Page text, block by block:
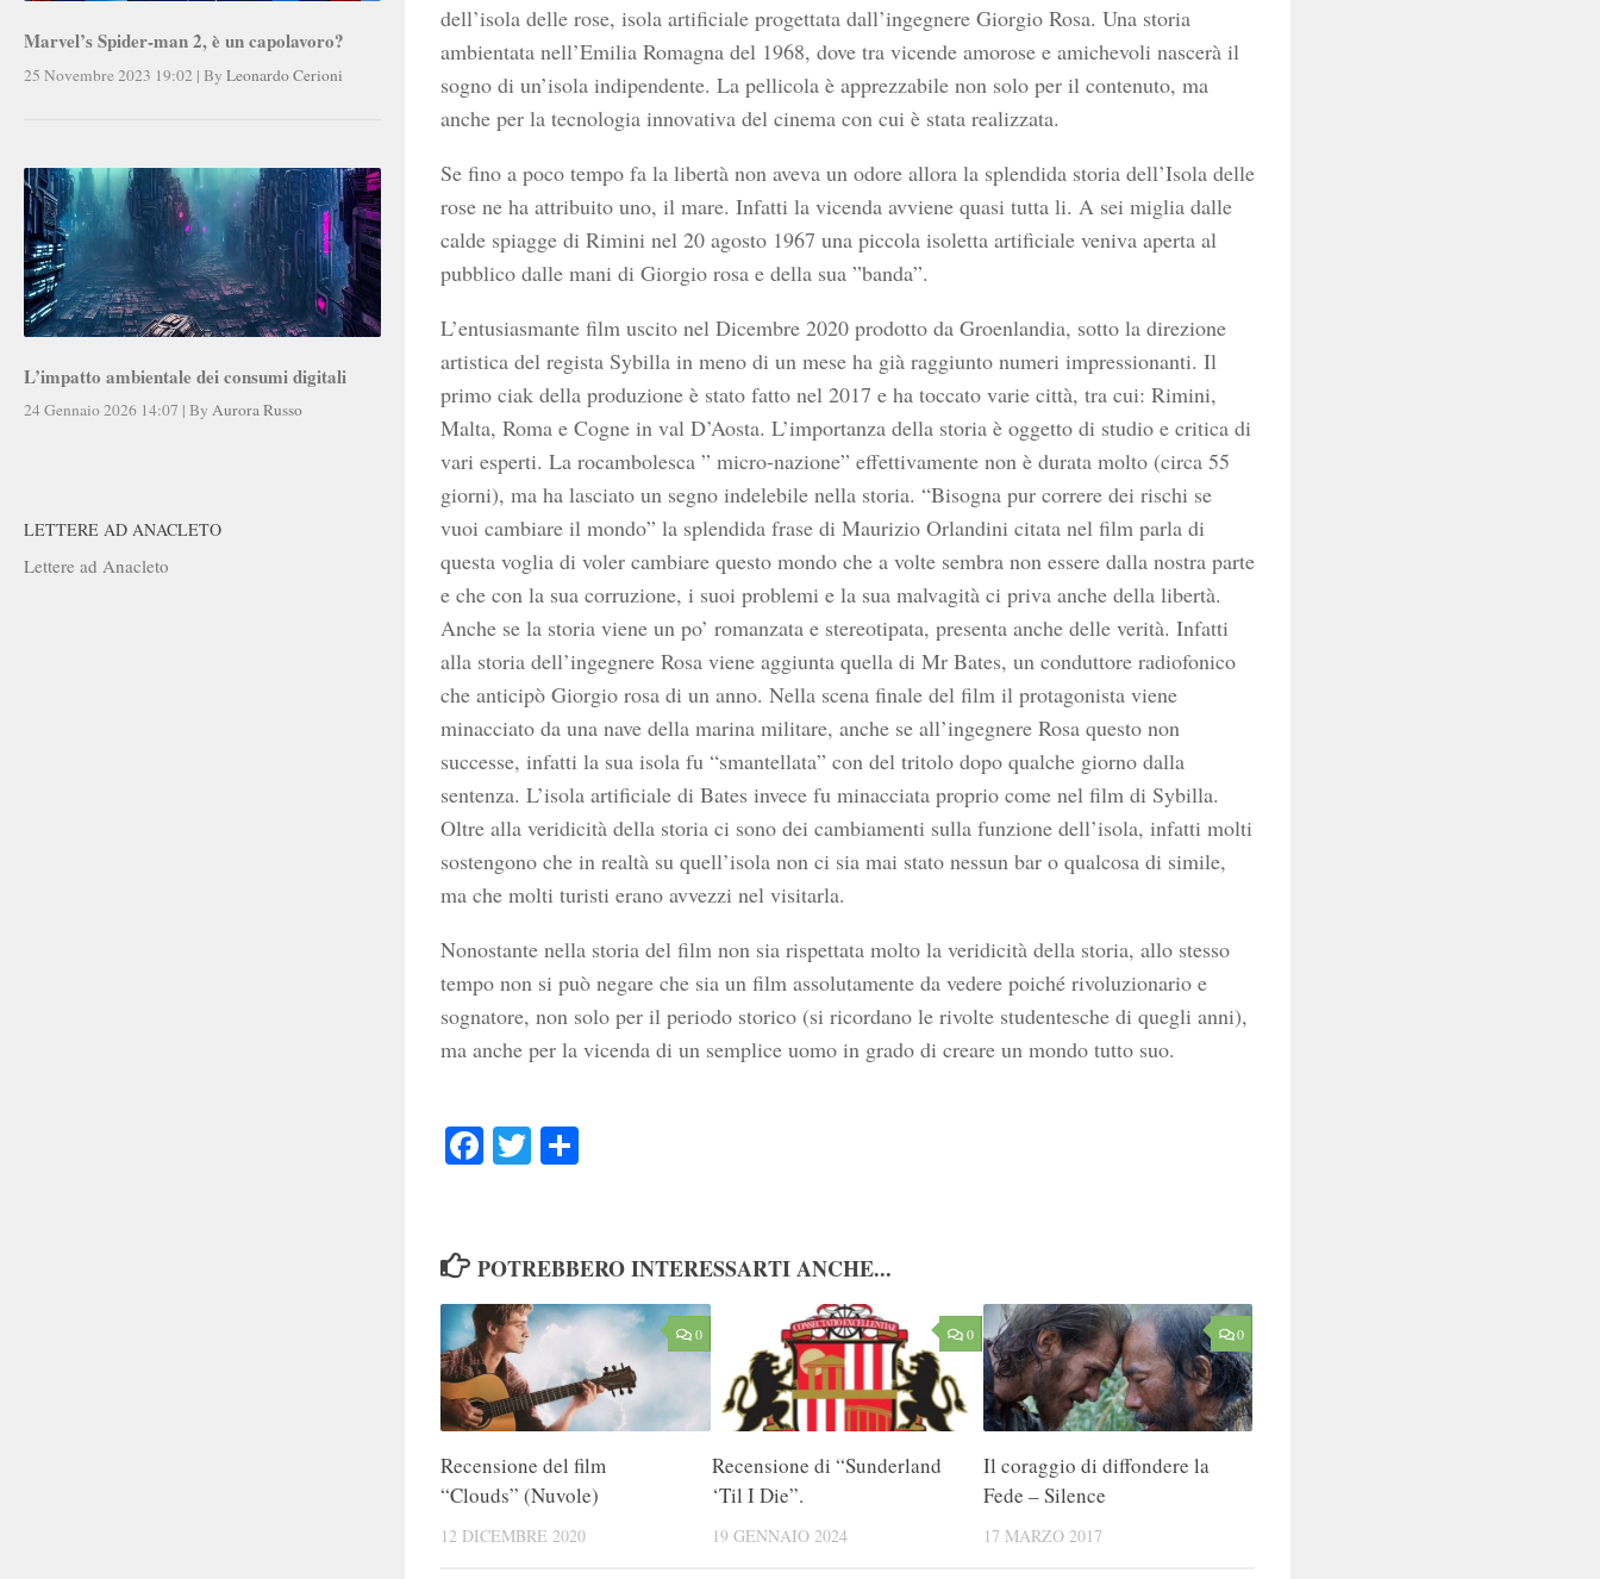
dell’isola delle rose, isola artificiale progettata dall’ingegnere Giorgio Rosa. Una storia
ambientata nell’Emilia Romagna del 1968, dove tra vicende amorose e amichevoli nascerà il
sogno di un’isola indipendente. La pellicola è apprezzabile non solo per il contenuto, ma
anche per la tecnologia innovativa del cinema con cui è stata realizzata.
Se fino a poco tempo fa la libertà non aveva un odore allora la splendida storia dell’Isola delle
rose ne ha attribuito uno, il mare. Infatti la vicenda avviene quasi tutta li. A sei miglia dalle
calde spiagge di Rimini nel 20 agosto 1967 una piccola isoletta artificiale veniva aperta al
pubblico dalle mani di Giorgio rosa e della sua ”banda”.
L’entusiasmante film uscito nel Dicembre 2020 prodotto da Groenlandia, sotto la direzione
artistica del regista Sybilla in meno di un mese ha già raggiunto numeri impressionanti. Il
primo ciak della produzione è stato fatto nel 2017 e ha toccato varie città, tra cui: Rimini,
Malta, Roma e Cogne in val D’Aosta. L’importanza della storia è oggetto di studio e critica di
vari esperti. La rocambolesca ” micro-nazione” effettivamente non è durata molto (circa 55
giorni), ma ha lasciato un segno indelebile nella storia. “Bisogna pur correre dei rischi se
vuoi cambiare il mondo” la splendida frase di Maurizio Orlandini citata nel film parla di
questa voglia di voler cambiare questo mondo che a volte sembra non essere dalla nostra parte
e che con la sua corruzione, i suoi problemi e la sua malvagità ci priva anche della libertà.
Anche se la storia viene un po’ romanzata e stereotipata, presenta anche delle verità. Infatti
alla storia dell’ingegnere Rosa viene aggiunta quella di Mr Bates, un conduttore radiofonico
che anticipò Giorgio rosa di un anno. Nella scena finale del film il protagonista viene
minacciato da una nave della marina militare, anche se all’ingegnere Rosa questo non
successe, infatti la sua isola fu “smantellata” con del tritolo dopo qualche giorno dalla
sentenza. L’isola artificiale di Bates invece fu minacciata proprio come nel film di Sybilla.
Oltre alla veridicità della storia ci sono dei cambiamenti sulla funzione dell’isola, infatti molti
sostengono che in realtà su quell’isola non ci sia mai stato nessun bar o qualcosa di simile,
ma che molti turisti erano avvezzi nel visitarla.
Nonostante nella storia del film non sia rispettata molto la veridicità della storia, allo stesso
tempo non si può negare che sia un film assolutamente da vedere poiché rivoluzionario e
sognatore, non solo per il periodo storico (si ricordano le rivolte studentesche di quegli anni),
ma anche per la vicenda di un semplice uomo in grado di creare un mondo tutto suo.
FacebookTwitter
POTREBBERO INTERESSARTI ANCHE...
0
Recensione del film
“Clouds” (Nuvole)
12 DICEMBRE 2020
0
Recensione di “Sunderland
‘Til I Die”.
19 GENNAIO 2024
0
Il coraggio di diffondere la
Fede – Silence
17 MARZO 2017
Marvel’s Spider-man 2, è un capolavoro?
25 Novembre 2023 19:02 | By Leonardo Cerioni
L’impatto ambientale dei consumi digitali
24 Gennaio 2026 14:07 | By Aurora Russo
LETTERE AD ANACLETO
Lettere ad Anacleto